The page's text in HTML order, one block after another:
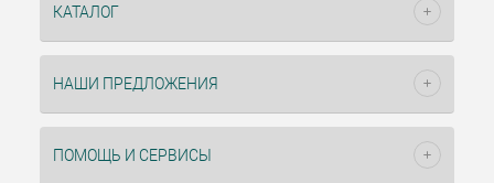
КАТАЛОГ
НАШИ ПРЕДЛОЖЕНИЯ
ПОМОЩЬ И СЕРВИСЫ